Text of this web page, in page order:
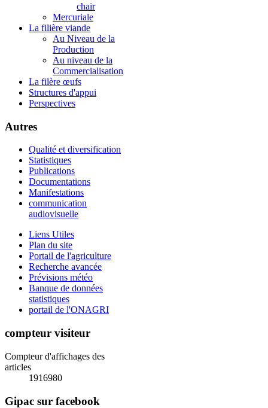
chair
Mercuriale
La filière viande
Au Niveau de la
Production
Au niveau de la
Commercialisation
La filère œufs
Structures d'appui
Perspectives
Autres
Qualité et diversification
Statistiques
Publications
Documentations
Manifestations
communication
audiovisuelle
Liens Utiles
Plan du site
Portail de l'agriculture
Recherche avancée
Prévisions météo
Banque de données
statistiques
portail de l'ONAGRI
compteur visiteur
Compteur d'affichages des
articles
1916980
Gipac sur facebook